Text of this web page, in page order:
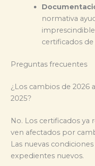
normativa
certificados
Preguntas frecuentes
¿Los cambios de 2026
2025?
No. Los certificados ya
ven afectados por
Las nuevas
expedientes nuevos.